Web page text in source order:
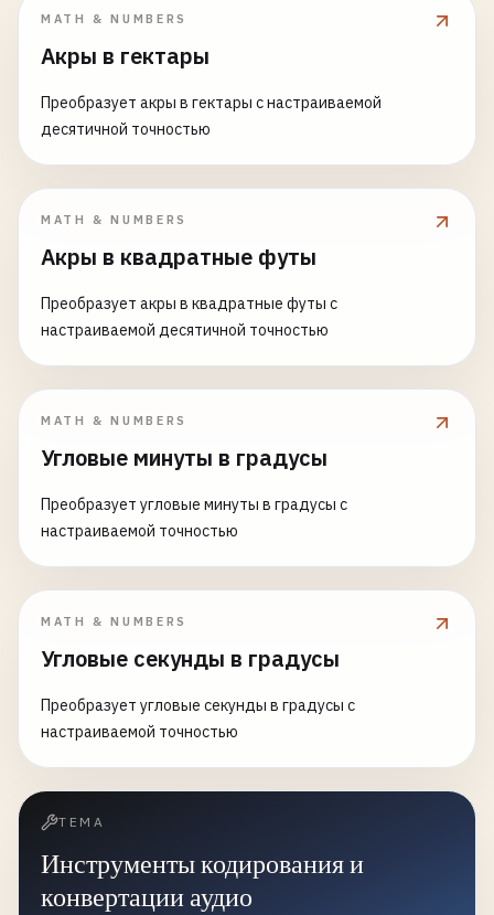
MATH & NUMBERS
Акры в гектары
Преобразует акры в гектары с настраиваемой
десятичной точностью
MATH & NUMBERS
Акры в квадратные футы
Преобразует акры в квадратные футы с
настраиваемой десятичной точностью
MATH & NUMBERS
Угловые минуты в градусы
Преобразует угловые минуты в градусы с
настраиваемой точностью
MATH & NUMBERS
Угловые секунды в градусы
Преобразует угловые секунды в градусы с
настраиваемой точностью
ТЕМА
Инструменты кодирования и
конвертации аудио